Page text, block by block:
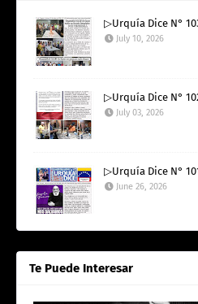
▷Urquía Dice N°
July 10, 2026
▷Urquía Dice N°
July 03, 2026
▷Urquía Dice N°
June 26, 2026
Te Puede Interesar